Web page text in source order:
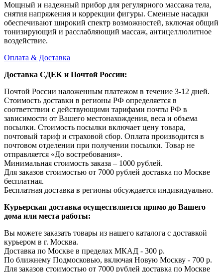
Мощный и надежный прибор для регулярного массажа тела,
снятия напряжения и коррекции фигуры. Сменные насадки
обеспечивают широкий спектр возможностей, включая общий
тонизирующий и расслабляющий массаж, антицеллюлитное
воздействие.
Оплата & Доставка
Доставка СДЕК и Почтой России:
Почтой России наложенным платежом в течение 3-12 дней.
Стоимость доставки в регионы РФ определяется в
соответствии с действующими тарифами почты РФ в
зависимости от Вашего местонахождения, веса и объема
посылки. Стоимость посылки включает цену товара,
почтовый тариф и страховой сбор. Оплата производится в
почтовом отделении при получении посылки. Товар не
отправляется «До востребования».
Минимальная стоимость заказа – 1000 рублей.
Для заказов стоимостью от 7000 рублей доставка по Москве
бесплатная.
Бесплатная доставка в регионы обсуждается индивидуально.
Курьерская доставка осуществляется прямо до Вашего
дома или места работы:
Вы можете заказать товары из нашего каталога с доставкой
курьером в г. Москва.
Доставка по Москве в пределах МКАД - 300 р.
По ближнему Подмосковью, включая Новую Москву - 700 р.
Для заказов стоимостью от 7000 рублей доставка по Москве